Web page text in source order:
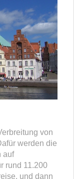
von
werden die
auf
rund 11.200
und dann